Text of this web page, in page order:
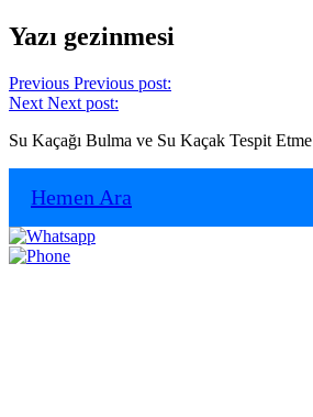
Yazı gezinmesi
Previous Previous post:
Next Next post:
Su Kaçağı Bulma ve Su Kaçak Tespit Etme
Hemen Ara